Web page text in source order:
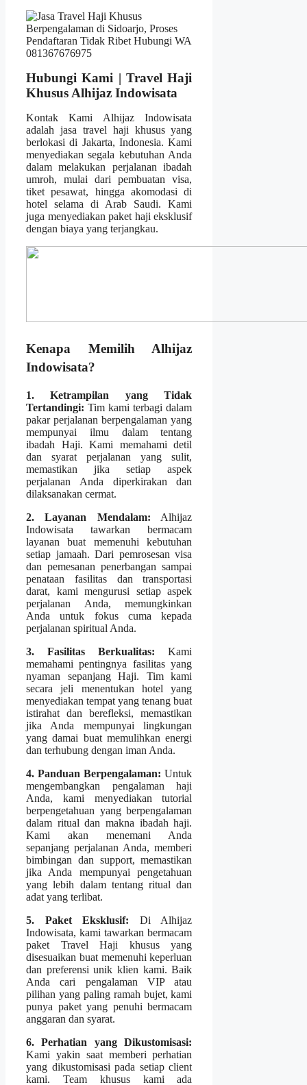
Hubungi Kami | Travel Haji
Khusus Alhijaz Indowisata
Kontak Kami Alhijaz Indowisata
adalah jasa travel haji khusus yang
berlokasi di Jakarta, Indonesia. Kami
menyediakan segala kebutuhan Anda
dalam melakukan perjalanan ibadah
umroh, mulai dari pembuatan visa,
tiket pesawat, hingga akomodasi di
hotel selama di Arab Saudi. Kami
juga menyediakan paket haji eksklusif
dengan biaya yang terjangkau.
Kenapa Memilih Alhijaz
Indowisata?
1. Ketrampilan yang Tidak
Tertandingi: Tim kami terbagi dalam
pakar perjalanan berpengalaman yang
mempunyai ilmu dalam tentang
ibadah Haji. Kami memahami detil
dan syarat perjalanan yang sulit,
memastikan jika setiap aspek
perjalanan Anda diperkirakan dan
dilaksanakan cermat.
2. Layanan Mendalam: Alhijaz
Indowisata tawarkan bermacam
layanan buat memenuhi kebutuhan
setiap jamaah. Dari pemrosesan visa
dan pemesanan penerbangan sampai
penataan fasilitas dan transportasi
darat, kami mengurusi setiap aspek
perjalanan Anda, memungkinkan
Anda untuk fokus cuma kepada
perjalanan spiritual Anda.
3. Fasilitas Berkualitas: Kami
memahami pentingnya fasilitas yang
nyaman sepanjang Haji. Tim kami
secara jeli menentukan hotel yang
menyediakan tempat yang tenang buat
istirahat dan berefleksi, memastikan
jika Anda mempunyai lingkungan
yang damai buat memulihkan energi
dan terhubung dengan iman Anda.
4. Panduan Berpengalaman: Untuk
mengembangkan pengalaman haji
Anda, kami menyediakan tutorial
berpengetahuan yang berpengalaman
dalam ritual dan makna ibadah haji.
Kami akan menemani Anda
sepanjang perjalanan Anda, memberi
bimbingan dan support, memastikan
jika Anda mempunyai pengetahuan
yang lebih dalam tentang ritual dan
adat yang terlibat.
5. Paket Eksklusif: Di Alhijaz
Indowisata, kami tawarkan bermacam
paket Travel Haji khusus yang
disesuaikan buat memenuhi keperluan
dan preferensi unik klien kami. Baik
Anda cari pengalaman VIP atau
pilihan yang paling ramah bujet, kami
punya paket yang penuhi bermacam
anggaran dan syarat.
6. Perhatian yang Dikustomisasi:
Kami yakin saat memberi perhatian
yang dikustomisasi pada setiap client
kami. Team khusus kami ada